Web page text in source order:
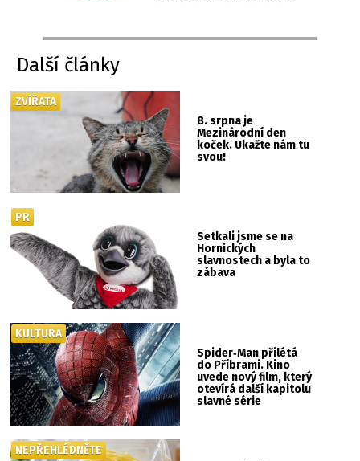
Další články
8. srpna je
Mezinárodní den
koček. Ukažte nám tu
svou!
ZVÍŘATA
Setkali jsme se na
Hornických
slavnostech a byla to
zábava
PR
Spider‑Man přilétá
do Příbrami. Kino
uvede nový film, který
otevírá další kapitolu
slavné série
KULTURA
NEPŘEHLÉDNĚTE